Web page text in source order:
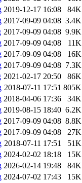
2019-12-17 16:08
84K
2017-09-09 04:08 3.4K
2017-09-09 04:08 9.9K
2017-09-09 04:08
11K
2017-09-09 04:08
16K
2017-09-09 04:08 7.3K
2021-02-17 20:50
86K
2018-07-11 17:51 805K
2018-04-06 17:36
34K
2019-08-15 18:40 6.2K
2017-09-09 04:08 8.8K
2017-09-09 04:08
27K
2018-07-11 17:51
51K
2024-02-02 18:18
15K
2026-02-14 19:48
84K
2024-07-02 17:43
15K